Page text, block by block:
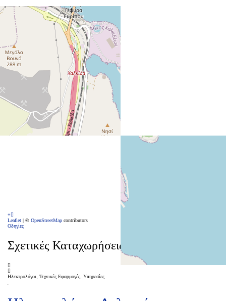
Leaflet | © OpenStreetMap contributors
Οδηγίες
Σχετικές Καταχωρήσεις
Ηλεκτρολόγοι, Τεχνικές Εφαρμογές, Υπηρεσίες